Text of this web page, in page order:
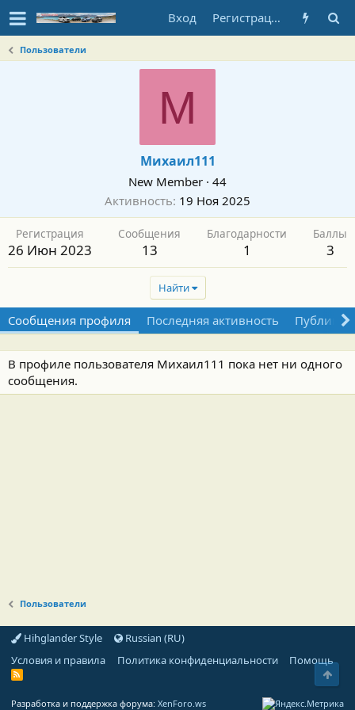
Вход Регистрация
Пользователи
М
Михаил111
New Member · 44
Активность 19 Ноя 2025
Регистрация
26 Июн 2023
Сообщения
13
Благодарности
1
Баллы
3
Найти
Сообщения профиля Последняя активность
В профиле пользователя Михаил111 пока нет ни одного
сообщения.
Пользователи
Hihglander Style
Russian (RU)
Условия и правила
Политика конфиденциальности Помощь
R
Разработка и поддержка форума: XenForo.ws